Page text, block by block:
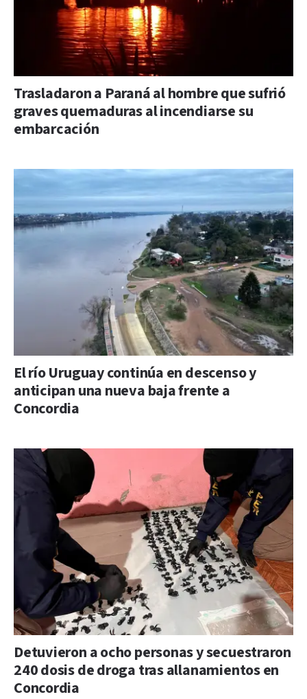
Trasladaron a Paraná al hombre que sufrió
graves quemaduras al incendiarse su
embarcación
El río Uruguay continúa en descenso y
anticipan una nueva baja frente a
Concordia
Detuvieron a ocho personas y secuestraron
240 dosis de droga tras allanamientos en
Concordia